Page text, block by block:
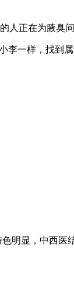
正在为腋臭
一样，找到属
明显，中西医